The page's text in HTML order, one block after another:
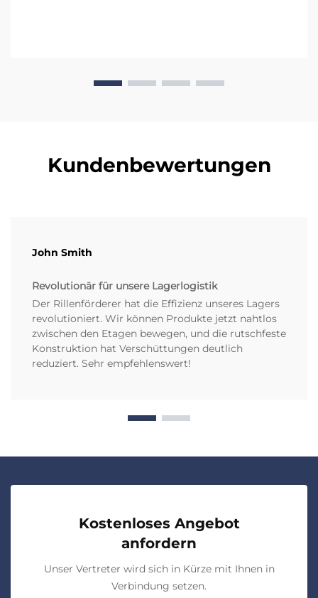
Kundenbewertungen
John Smith
Revolutionär für unsere Lagerlogistik
Der Rillenförderer hat die Effizienz unseres Lagers
revolutioniert. Wir können Produkte jetzt nahtlos
zwischen den Etagen bewegen, und die rutschfeste
Konstruktion hat Verschüttungen deutlich
reduziert. Sehr empfehlenswert!
Kostenloses Angebot
anfordern
Unser Vertreter wird sich in Kürze mit Ihnen in
Verbindung setzen.